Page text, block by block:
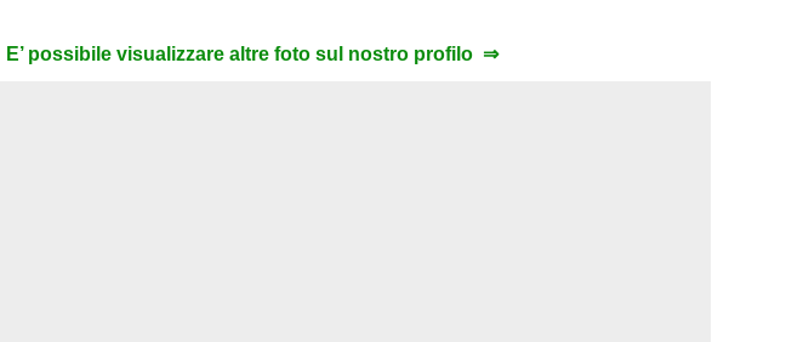
E’ possibile visualizzare altre foto sul nostro profilo ⇒